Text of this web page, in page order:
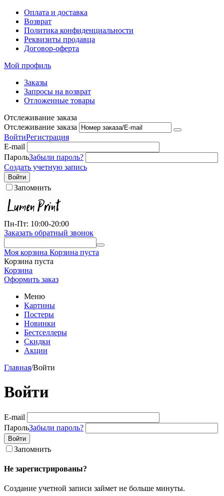
Оплата и доставка
Возврат
Политика конфиденциальности
Реквизиты продавца
Договор-оферта
Мой профиль
Заказы
Запросы на возврат
Отложенные товары
Отслеживание заказа
Отслеживание заказа
ВойтиРегистрация
E-mail
ПарольЗабыли пароль?
Создать учетную запись
Войти
Запомнить
Пн-Пт: 10:00-20:00
Заказать обратный звонок
Моя корзина Корзина пуста
Корзина пуста
Корзина
Оформить заказ
Меню
Картины
Постеры
Новинки
Бестселлеры
Скидки
Акции
Главная/Войти
Войти
E-mail
ПарольЗабыли пароль?
Войти
Запомнить
Не зарегистрированы?
Создание учетной записи займет не больше минуты.